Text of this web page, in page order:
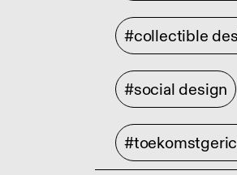
#collectible
#social design